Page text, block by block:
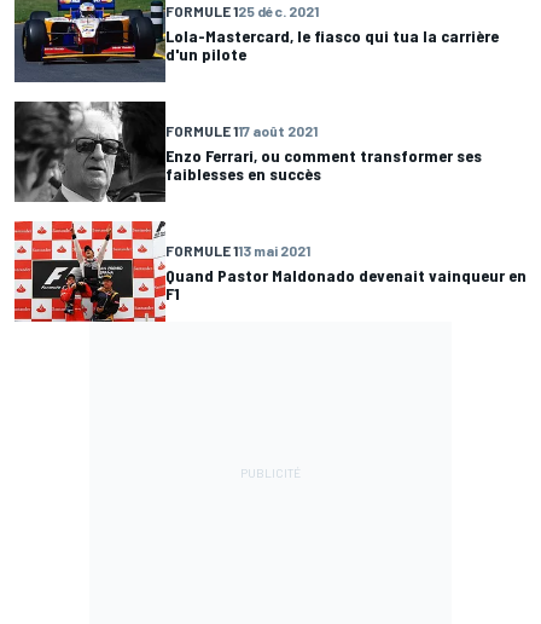
FORMULE 125 déc. 2021
Lola-Mastercard, le fiasco qui tua la carrière
d'un pilote
FORMULE 117 août 2021
Enzo Ferrari, ou comment transformer ses
faiblesses en succès
FORMULE 113 mai 2021
Quand Pastor Maldonado devenait vainqueur en
F1